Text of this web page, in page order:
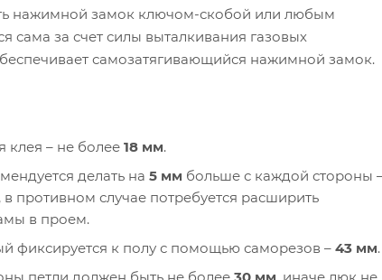
нажимной замок ключом-скобой или любым
за счет силы выталкивания газовых
самозатягивающийся нажимной замок.
клея – не более 18 мм.
делать на 5 мм больше с каждой стороны
противном случае потребуется расширить
в проем.
фиксируется к полу с помощью саморезов – 43 мм.